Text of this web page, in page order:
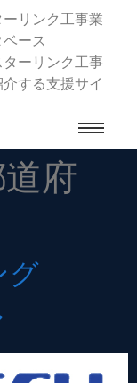
リンク工事業
ース
ーリンク工事
する支援サイ
府
グ